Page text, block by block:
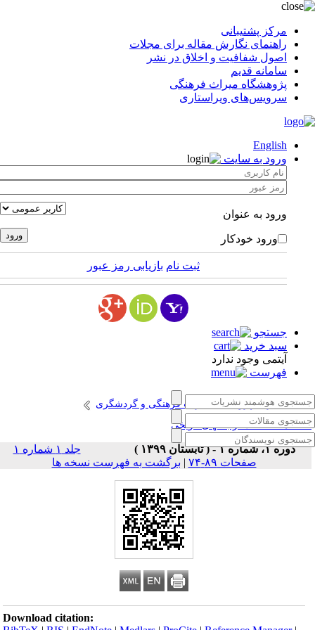
مرکز پشتیبانی
راهنمای نگارش مقاله برای مجلات
اصول شفافیت و اخلاق در نشر
سامانه قدیم
پژوهشگاه میراث فرهنگی
سرویس‌های ویراستاری
English
ورود به سایت
ورود به عنوان
ورود خودکار
ثبت نام بازیابی رمز عبور
جستجو
سبد خرید
آیتمی وجود ندارد
فهرست
انتشارات پژوهشگاه میراث فرهنگی و گردشگری
حفاظت از بافتهای تاریخی
دوره ۱، شماره ۱ - ( تابستان ۱۳۹۹ )
جلد ۱ شماره ۱
صفحات ۸۹-۷۴
| برگشت به فهرست نسخه ها
Download citation: